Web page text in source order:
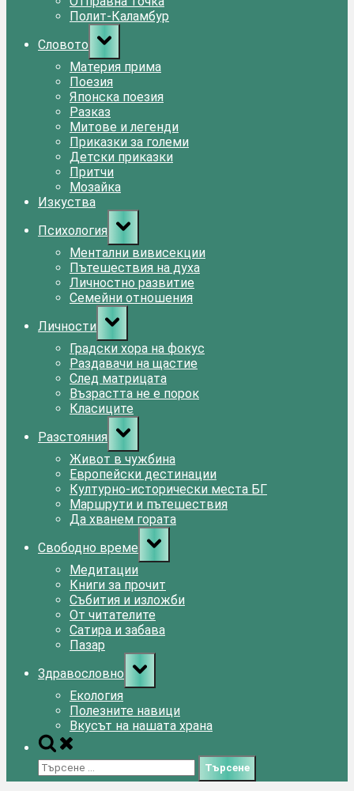
Полит-Каламбур
Словото
Toggle
sub-
menu
Материя прима
Поезия
Японска поезия
Разказ
Митове и легенди
Приказки за големи
Детски приказки
Притчи
Мозайка
Изкуства
Психология
Toggle
sub-
menu
Ментални вивисекции
Пътешествия на духа
Личностно развитие
Семейни отношения
Личности
Toggle
sub-
menu
Градски хора на фокус
Раздавачи на щастие
След матрицата
Възрастта не е порок
Класиците
Разстояния
Toggle
sub-
menu
Живот в чужбина
Европейски дестинации
Културно-исторически места БГ
Маршрути и пътешествия
Да хванем гората
Свободно време
Toggle
sub-
menu
Медитации
Книги за прочит
Събития и изложби
От читателите
Сатира и забава
Пазар
Здравословно
Toggle
sub-
menu
Екология
Полезните навици
Вкусът на нашата храна
Toggle
search
form
Търсене
за: